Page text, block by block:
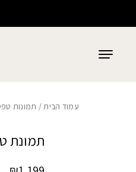
עמוד הבית/ תמונות
תמונת